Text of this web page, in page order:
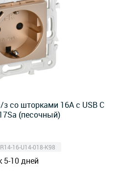
з со шторками 16А с USB C
(песочный)
16-U14-018-K98
5-10 дней